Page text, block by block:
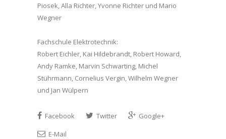
Piosek, Alla Richter, Yvonne Richter und Mario
Wegner
Fachschule Elektrotechnik:
Robert Eichler, Kai Hildebrandt, Robert Howard,
Andy Ramke, Marvin Schwarting, Michel
Stührmann, Cornelius Vergin, Wilhelm Wegner
und Jan Wülpern
Facebook Twitter
Google+
E-Mail